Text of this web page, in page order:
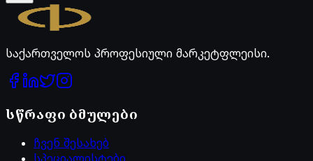
საქართველოს პროფესიული მარკეტფლეისი.
სწრაფი ბმულები
ჩვენ შესახებ